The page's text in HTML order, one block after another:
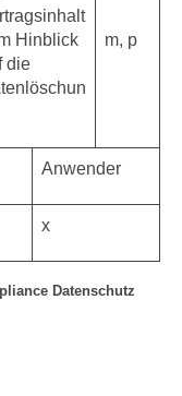
Hinblick
die
m, p
Anwender
x
Datenschutz